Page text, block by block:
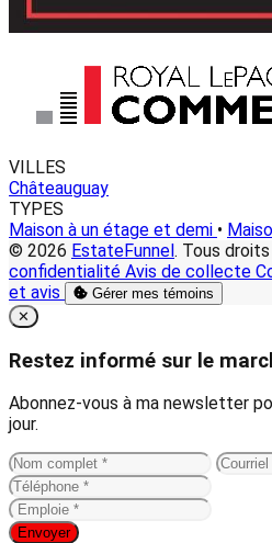
VILLES
Châteauguay
TYPES
Maison à un étage et demi •
© 2026 EstateFunnel. Tous
confidentialité Avis de collecte
et avis
Gérer mes témoins
Close
✕
Restez informé sur le
Abonnez-vous à ma newsletter
jour.
Envoyer